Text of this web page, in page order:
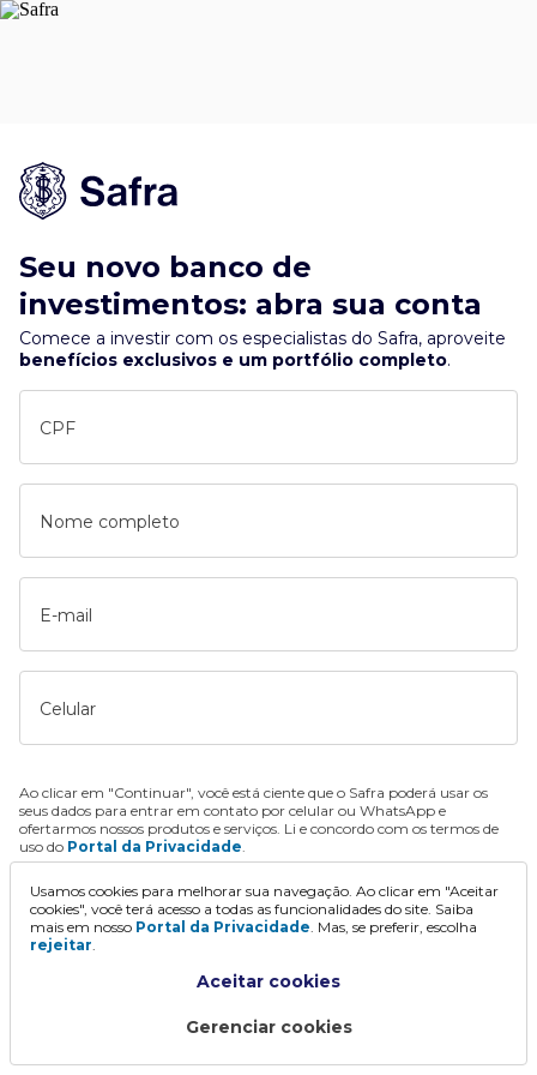
Seu novo banco de
investimentos: abra sua conta
Comece a investir com os especialistas do Safra, aproveite
benefícios exclusivos e um portfólio completo.
CPF
Nome completo
E-mail
Celular
Ao clicar em "Continuar", você está ciente que o Safra poderá usar os
seus dados para entrar em contato por celular ou WhatsApp e
ofertarmos nossos produtos e serviços. Li e concordo com os termos de
uso do Portal da Privacidade.
Continuar
Usamos cookies para melhorar sua navegação. Ao clicar em "Aceitar
cookies", você terá acesso a todas as funcionalidades do site. Saiba
mais em nosso Portal da Privacidade. Mas, se preferir, escolha
rejeitar.
Aceitar cookies
Gerenciar cookies